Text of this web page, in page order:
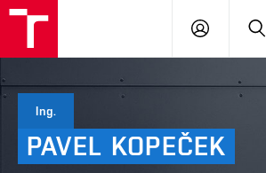
PŘIHLÁSIT
Ing.
PAVEL KOPEČEK